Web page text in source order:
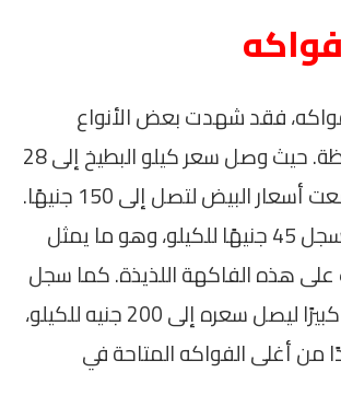
فقد شهدت بعض الأنواع
ارتفاعات ملحوظة. حيث وصل سعر كيلو البطيخ إلى 28
أسعار البيض لتصل إلى 150 جنيهًا.
أما الخوخ فقد سجل 45 جنيهًا للكيلو، وهو ما يمثل
على هذه الفاكهة اللذيذة. كما سجل
الكيوي ارتفاعًا كبيرًا ليصل سعره إلى 200 جنيه للكيلو،
من أغلى الفواكه المتاحة في